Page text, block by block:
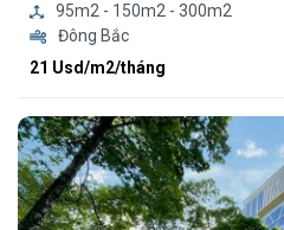
95m2 - 150m2 - 300m2
Đông Bắc
21 Usd/m2/tháng